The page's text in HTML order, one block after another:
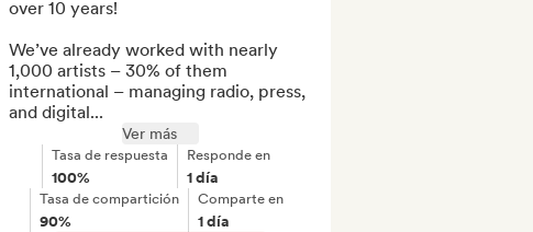
over 10 years!
We’ve already worked with nearly
1,000 artists – 30% of them
international – managing radio, press,
and digital...
Ver más
Tasa de respuesta
100%
Responde en
1 día
Tasa de compartición
90%
Comparte en
1 día